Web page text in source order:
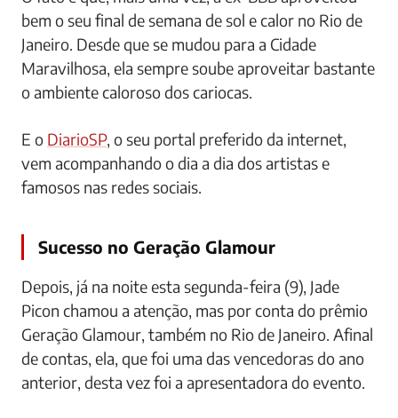
bem o seu final de semana de sol e calor no Rio de
Janeiro. Desde que se mudou para a Cidade
Maravilhosa, ela sempre soube aproveitar bastante
o ambiente caloroso dos cariocas.
E o DiarioSP, o seu portal preferido da internet,
vem acompanhando o dia a dia dos artistas e
famosos nas redes sociais.
Sucesso no Geração Glamour
Depois, já na noite esta segunda-feira (9), Jade
Picon chamou a atenção, mas por conta do prêmio
Geração Glamour, também no Rio de Janeiro. Afinal
de contas, ela, que foi uma das vencedoras do ano
anterior, desta vez foi a apresentadora do evento.